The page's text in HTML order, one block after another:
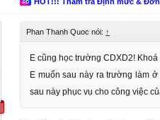
5. Quản lý dự án đầu tư xây dựng;
Hiện nay Tôi đang làm quản lý
khả năng phát triển rất nhiều
Khi bạn ra trường thì bạn sẽ
trình chọn lĩnh vực để làm việc.
Phan Thanh Quoc nói: ↑
E cũng học trường CDXD2!
E muốn sau này ra trường làm ở
sau này phục vụ cho công việc